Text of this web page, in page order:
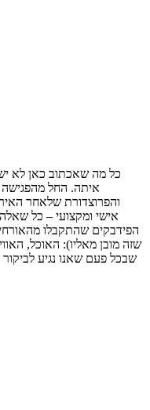
כל מה שאכתוב כאן לא
איתה. החל מהפגישה
והפרוצדורת שלאחר
אישי ומקצועי – כל
הפידבקים שהתקבלו
שזה מובן מאליו): האוכל,
שבכל פעם שאנו נגיע לביקור